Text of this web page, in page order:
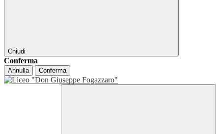
Chiudi
Conferma
Annulla Conferma